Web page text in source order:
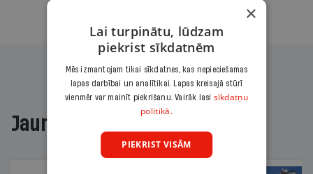
Jaunākajā žurnālā
×
Lai turpinātu, lūdzam
piekrist sīkdatnēm
Mēs izmantojam tikai sīkdatnes, kas nepieciešamas
lapas darbībai un analītikai. Lapas kreisajā stūrī
vienmēr var mainīt piekrišanu. Vairāk lasi sīkdatņu
politikā.
PIEKRIST VISĀM